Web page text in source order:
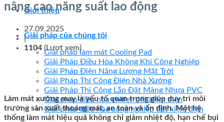
Giới thiệu
Giải pháp của chúng tôi
Giải pháp làm mát Cooling Pad
Giải Pháp Điều Hòa Không Khí Công Nghiệp
Giải Pháp Điện Năng Lượng Mặt Trời
Giải Pháp Thi Công Điện Nhà Xưởng
Giải Pháp Thi Công Lắp Đặt Màng Nhựa PVC
Giải pháp điều hòa chiller tiết kiệm điện
Giải pháp điều hòa công nghiệp tiết kiệm điện
nâng cao năng suất lao động
27.09.2025
|
1104 (Lượt xem)
Làm mát xưởng may là yếu tố quan trọng giúp duy trì môi
trường sản xuất thoáng mát, an toàn và ổn định. Một hệ
thống làm mát hiệu quả không chỉ giảm nhiệt độ, hạn chế bụi